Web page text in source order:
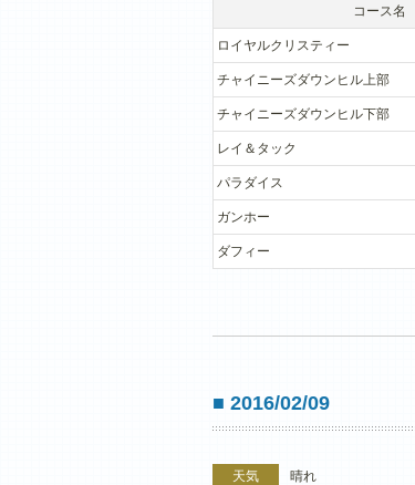
コース名
ロイヤルクリスティー
チャイニーズダウンヒル上部
チャイニーズダウンヒル下部
レイ＆タック
パラダイス
ガンホー
ダフィー
■ 2016/02/09
天気
晴れ